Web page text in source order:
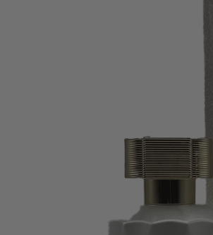
el archivo 0 en una ventana modal